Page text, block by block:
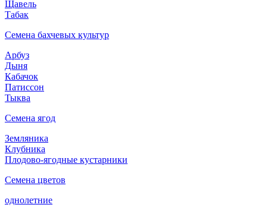
Щавель
Табак
Семена бахчевых культур
Арбуз
Дыня
Кабачок
Патиссон
Тыква
Семена ягод
Земляника
Клубника
Плодово-ягодные кустарники
Семена цветов
однолетние